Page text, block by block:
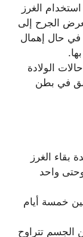
الغرز
الجرح إلى
في حال إهمال
الولادة
شق في بطن
بقاء الغرز
واحد
خمسة أيام
الجسم تتراوح